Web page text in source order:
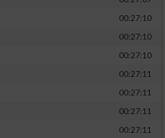
00:27:10
00:27:10
00:27:10
00:27:11
00:27:11
00:27:11
00:27:11